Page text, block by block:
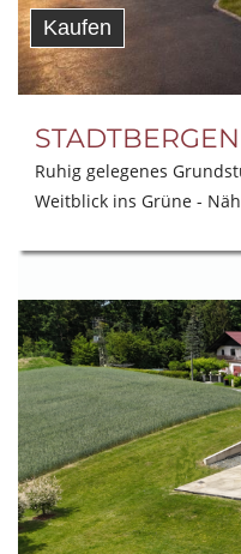
Kaufen
STADTBERGEN
Ruhig gelegenes
Weitblick ins Grüne -